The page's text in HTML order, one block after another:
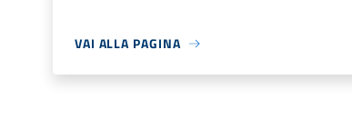
VAI ALLA PAGINA